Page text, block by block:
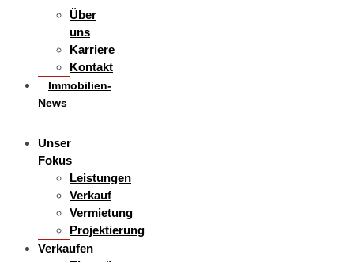
Über
uns
Karriere
Kontakt
Immobilien-
News
Unser
Fokus
Leistungen
Verkauf
Vermietung
Projektierung
Verkaufen